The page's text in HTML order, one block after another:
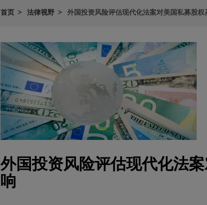
首页 法律视野 外国投资风险评估现代化法案对美国私募股权
外国投资风险评估现代化法
响